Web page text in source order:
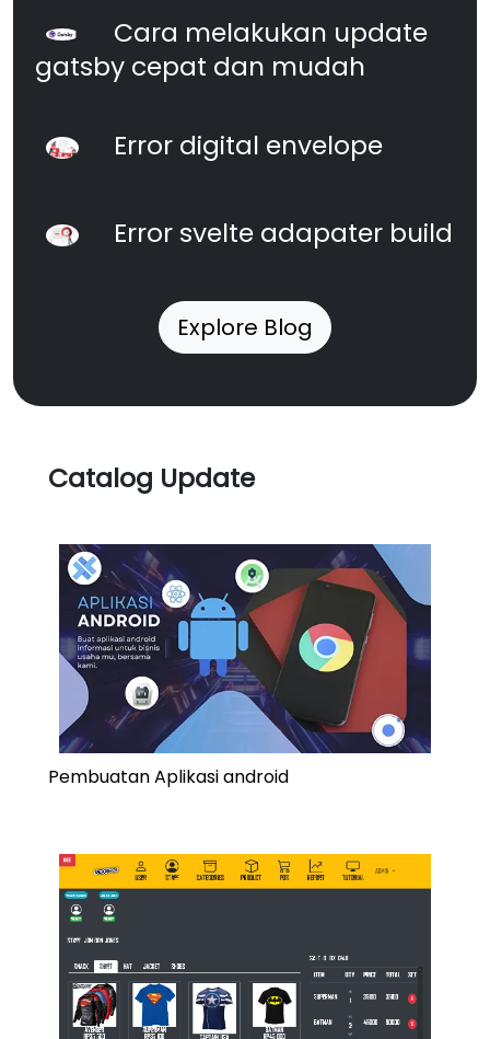
Cara melakukan update
gatsby cepat dan mudah
Error digital envelope
Error svelte adapater build
Explore Blog
Catalog Update
Pembuatan Aplikasi android